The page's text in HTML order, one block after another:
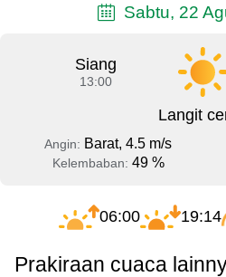
Sabtu, 22
Siang
13:00
Langit
Angin: Barat, 4.5 m/s
Kelembaban: 49 %
06:00 19:14
Prakiraan cuaca